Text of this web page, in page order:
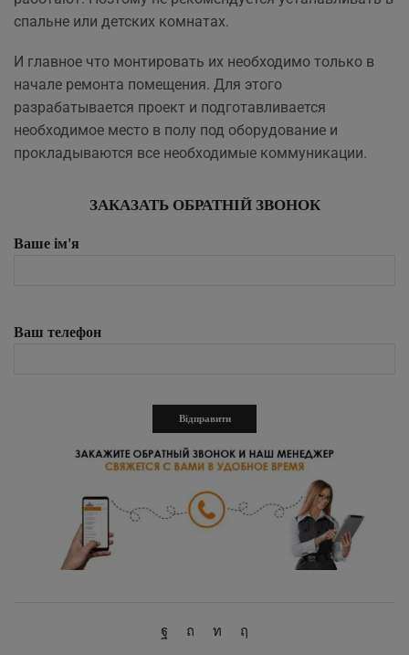
спальне или детских комнатах.
И главное что монтировать их необходимо только в
начале ремонта помещения. Для этого
разрабатывается проект и подготавливается
необходимое место в полу под оборудование и
прокладываются все необходимые коммуникации.
ЗАКАЗАТЬ ОБРАТНІЙ ЗВОНОК
Ваше ім'я
Ваш телефон